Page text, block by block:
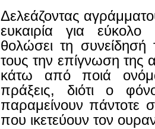
Δελεάζοντας
ευκαιρία για
θολώσει τη συνείδησή
τους την επίγνωση της
κάτω από ποιά
πράξεις, διότι ο
παραμείνουν πάντοτε
που ικετεύουν τον